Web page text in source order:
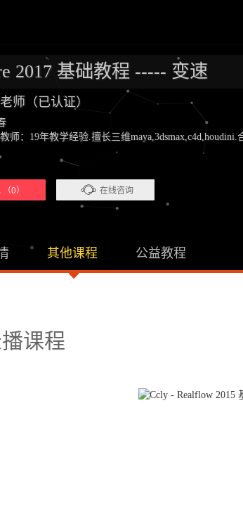
2017 基础教程 ----- 变速
师（已认证）
师：19年教学经验.擅长三维
0） 在线咨询
其他课程 公益教程
课程